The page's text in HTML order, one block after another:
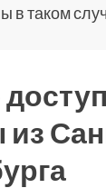
в таком